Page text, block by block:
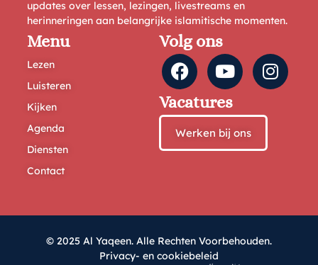
updates over lessen, lezingen, livestreams en
herinneringen aan belangrijke islamitische momenten.
Menu
Lezen
Luisteren
Kijken
Agenda
Diensten
Contact
Volg ons
Vacatures
Werken bij ons
© 2025 Al Yaqeen. Alle Rechten Voorbehouden.
Privacy- en cookiebeleid